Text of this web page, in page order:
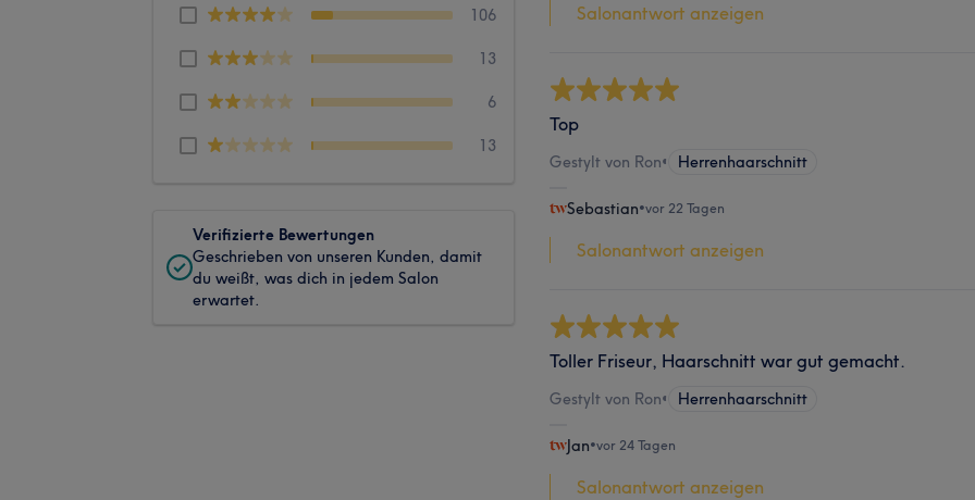
106
13
6
13
Verifizierte Bewertungen
Geschrieben von unseren Kunden, damit
du weißt, was dich in jedem Salon
erwartet.
Salonantwort anzeigen
Top
Gestylt von Ron• Herrenhaarschnitt
Sebastian•vor 22 Tagen
Salonantwort anzeigen
Toller Friseur, Haarschnitt war gut gemacht.
Gestylt von Ron• Herrenhaarschnitt
Jan•vor 24 Tagen
Salonantwort anzeigen